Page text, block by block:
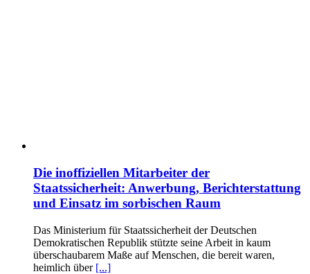
Die inoffiziellen Mitarbeiter der
Staatssicherheit: Anwerbung, Berichterstattung
und Einsatz im sorbischen Raum
Das Ministerium für Staatssicherheit der Deutschen
Demokratischen Republik stützte seine Arbeit in kaum
überschaubarem Maße auf Menschen, die bereit waren,
heimlich über [...]